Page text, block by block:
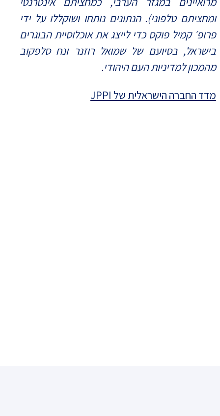
ומחציתם טלפוני). הנתונים נותחו ושוקללו על ידי
פרופ׳ קמיל פוקס כדי לייצג את אוכלוסיית הבוגרים
בישראל, בסיועם של שמואל רוזנר ונח סלפקוב
מהמכון למדיניות העם היהודי.
מדד החברה הישראלית של JPPI